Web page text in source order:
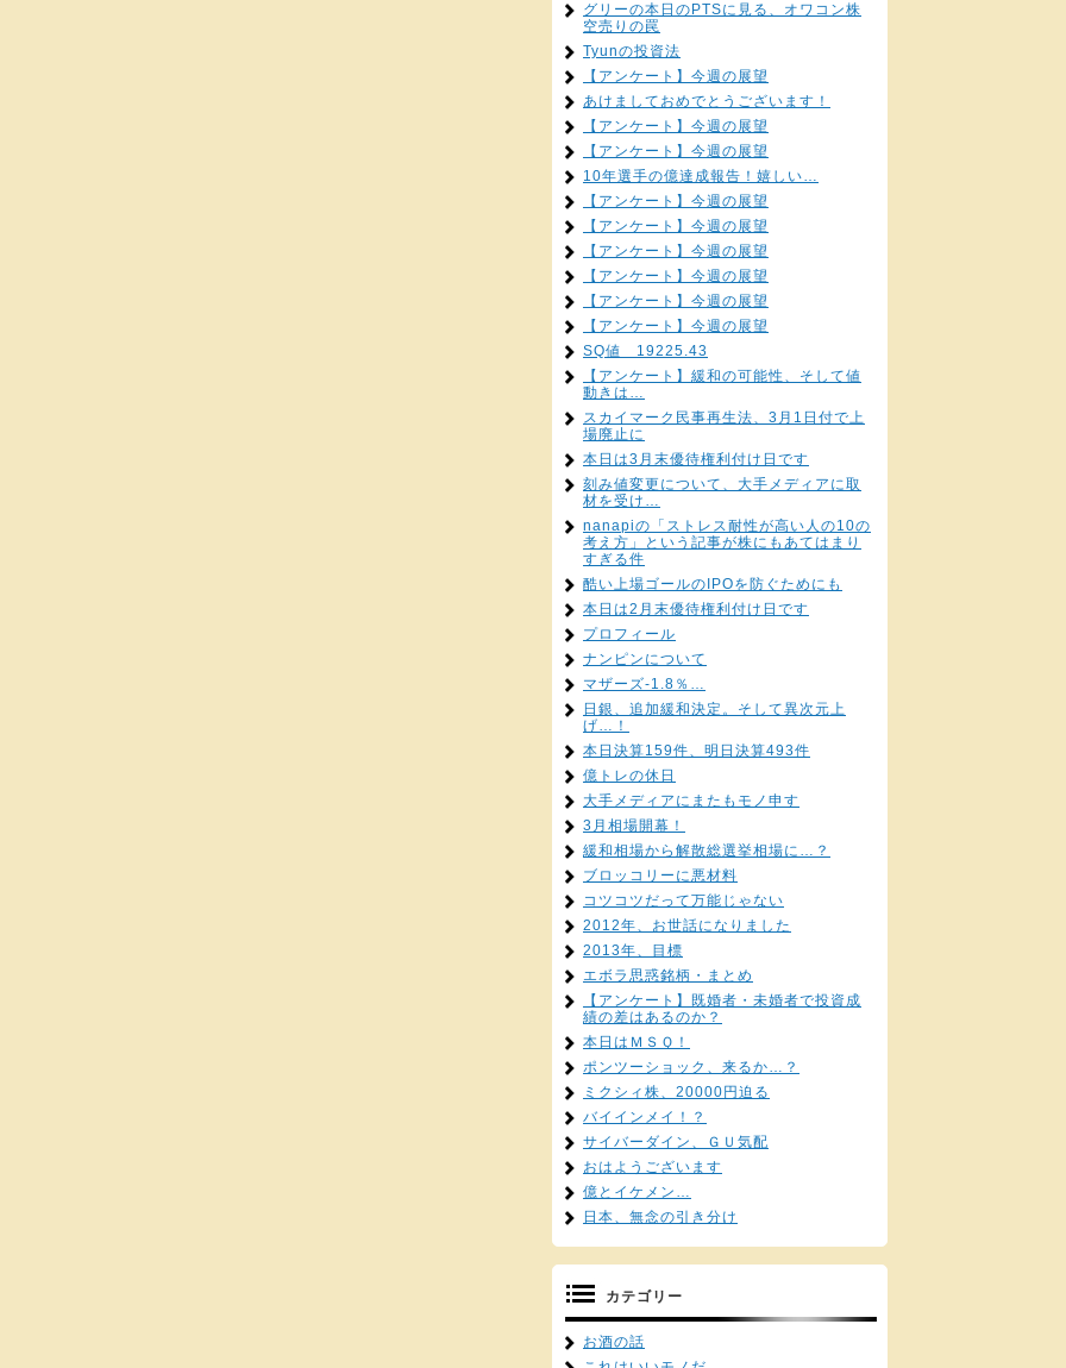
グリーの本日のPTSに見る、オワコン株
空売りの罠
Tyunの投資法
【アンケート】今週の展望
あけましておめでとうございます！
【アンケート】今週の展望
【アンケート】今週の展望
10年選手の億達成報告！嬉しい…
【アンケート】今週の展望
【アンケート】今週の展望
【アンケート】今週の展望
【アンケート】今週の展望
【アンケート】今週の展望
【アンケート】今週の展望
SQ値 19225.43
【アンケート】緩和の可能性、そして値
動きは…
スカイマーク民事再生法、3月1日付で上
場廃止に
本日は3月末優待権利付け日です
刻み値変更について、大手メディアに取
材を受け…
nanapiの「ストレス耐性が高い人の10の
考え方」という記事が株にもあてはまり
すぎる件
酷い上場ゴールのIPOを防ぐためにも
本日は2月末優待権利付け日です
プロフィール
ナンピンについて
マザーズ-1.8％…
日銀、追加緩和決定。そして異次元上
げ…！
本日決算159件、明日決算493件
億トレの休日
大手メディアにまたもモノ申す
3月相場開幕！
緩和相場から解散総選挙相場に…？
ブロッコリーに悪材料
コツコツだって万能じゃない
2012年、お世話になりました
2013年、目標
エボラ思惑銘柄・まとめ
【アンケート】既婚者・未婚者で投資成
績の差はあるのか？
本日はＭＳＱ！
ポンツーショック、来るか…？
ミクシィ株、20000円迫る
バイインメイ！？
サイバーダイン、ＧＵ気配
おはようございます
億とイケメン…
日本、無念の引き分け
カテゴリー
お酒の話